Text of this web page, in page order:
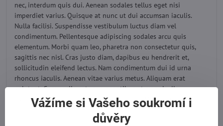
nec, interdum quis dui. Aenean sodales tellus eget nisi
imperdiet varius. Quisque at nunc ut dui accumsan iaculis.
Nulla facilisi. Suspendisse vestibulum luctus diam vel
condimentum. Pellentesque adipiscing sodales arcu quis
elementum. Morbi quam leo, pharetra non consectetur quis,
sagittis nec nisl. Cras justo diam, dapibus eu hendrerit et,
sollicitudin eleifend lectus. Nam condimentum dui id urna
rhoncus iaculis. Aenean vitae varius metus. Aliquam erat
volutpat. Cum sociis natoque penatibus et magnis dis
parturient montes, nascetur ridiculus mus. Morbi vulputate
porttitor egestas.
Vážíme si Vašeho soukromí i
důvěry